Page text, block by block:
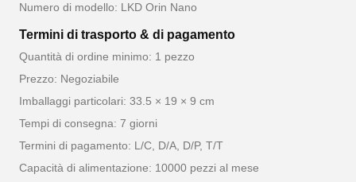
Numero di modello: LKD Orin Nano
Termini di trasporto & di pagamento
Quantità di ordine minimo: 1 pezzo
Prezzo: Negoziabile
Imballaggi particolari: 33.5 × 19 × 9 cm
Tempi di consegna: 7 giorni
Termini di pagamento: L/C, D/A, D/P, T/T
Capacità di alimentazione: 10000 pezzi al mese